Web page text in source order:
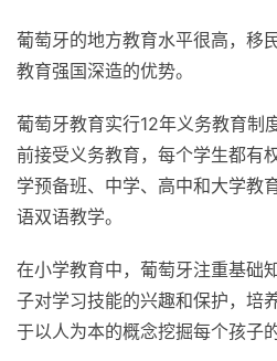
葡萄牙的地方教育水平很高，移
教育强国深造的优势。
葡萄牙教育实行12年义务教育制
前接受义务教育，每个学生都有
学预备班、中学、高中和大学教
语双语教学。
在小学教育中，葡萄牙注重基础
子对学习技能的兴趣和保护，培
于以人为本的概念挖掘每个孩子